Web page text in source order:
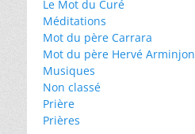
Le Mot du Curé
Méditations
Mot du père Carrara
Mot du père Hervé Arminjon
Musiques
Non classé
Prière
Prières